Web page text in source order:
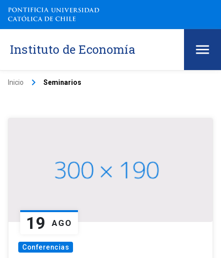
Instituto de Economía
Inicio keyboard_arrow_right Seminarios
19 AGO
Conferencias